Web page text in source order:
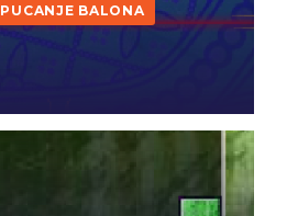
PUCANJE BALONA